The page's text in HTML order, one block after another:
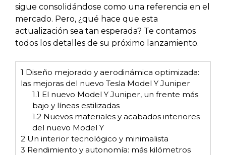
sigue consolidándose como una referencia en el
mercado. Pero, ¿qué hace que esta
actualización sea tan esperada? Te contamos
todos los detalles de su próximo lanzamiento.
1 Diseño mejorado y aerodinámica optimizada:
las mejoras del nuevo Tesla Model Y Juniper
1.1 El nuevo Model Y Juniper, un frente más
bajo y líneas estilizadas
1.2Nuevos materiales y acabados interiores
del nuevo Model Y
2 Un interior tecnológico y minimalista
3 Rendimiento y autonomía: más kilómetros